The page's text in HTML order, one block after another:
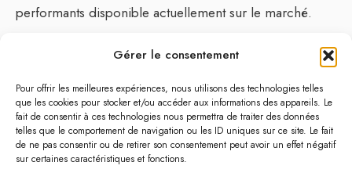
Gérer le consentement
Pour offrir les meilleures expériences, nous utilisons des technologies telles
que les cookies pour stocker et/ou accéder aux informations des appareils. Le
fait de consentir à ces technologies nous permettra de traiter des données
telles que le comportement de navigation ou les ID uniques sur ce site. Le fait
de ne pas consentir ou de retirer son consentement peut avoir un effet négatif
sur certaines caractéristiques et fonctions.
performants disponible actuellement sur le marché.
figure parmi les logiciels de gestion de
pour ceux qui débutent dans le commerce
électronique car il ne nécessite aucune connaissance
technique pour le paramétrer. Il offre également une
large gamme d’extensions pour permettre de